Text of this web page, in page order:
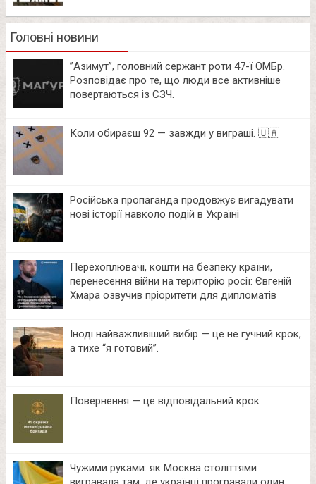
Головні новини
⁨”Азимут”, головний сержант роти 47-ї ОМБр.
Розповідає про те, що люди все активніше
повертаються із СЗЧ.
Коли обираєш 92 — завжди у виграші. 🇺🇦
Російська пропаганда продовжує вигадувати
нові історії навколо подій в Україні
Перехоплювачі, кошти на безпеку країни,
перенесення війни на територію росії: Євгеній
Хмара озвучив пріоритети для дипломатів
Іноді найважливіший вибір — це не гучний крок,
а тихе “я готовий”.
Повернення — це відповідальний крок
Чужими руками: як Москва століттями